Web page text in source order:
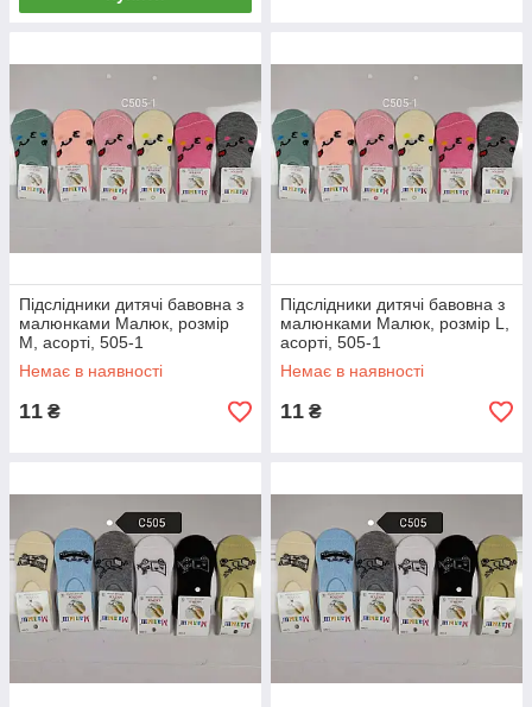
Підслідники дитячі бавовна з
малюнками Малюк, розмір
M, асорті, 505-1
Немає в наявності
11 ₴
Підслідники дитячі бавовна з
малюнками Малюк, розмір L,
асорті, 505-1
Немає в наявності
11 ₴